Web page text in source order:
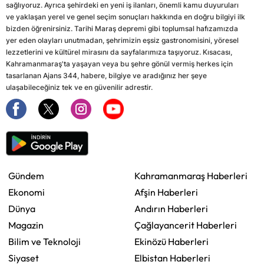
sağlıyoruz. Ayrıca şehirdeki en yeni iş ilanları, önemli kamu duyuruları
ve yaklaşan yerel ve genel seçim sonuçları hakkında en doğru bilgiyi ilk
bizden öğrenirsiniz. Tarihi Maraş depremi gibi toplumsal hafızamızda
yer eden olayları unutmadan, şehrimizin eşsiz gastronomisini, yöresel
lezzetlerini ve kültürel mirasını da sayfalarımıza taşıyoruz. Kısacası,
Kahramanmaraş'ta yaşayan veya bu şehre gönül vermiş herkes için
tasarlanan Ajans 344, habere, bilgiye ve aradığınız her şeye
ulaşabileceğiniz tek ve en güvenilir adrestir.
Gündem
Ekonomi
Dünya
Magazin
Bilim ve Teknoloji
Siyaset
Kahramanmaraş Haberleri
Afşin Haberleri
Andırın Haberleri
Çağlayancerit Haberleri
Ekinözü Haberleri
Elbistan Haberleri